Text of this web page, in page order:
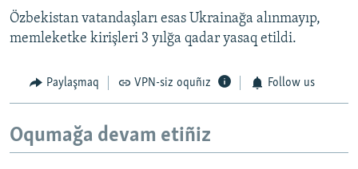
Özbekistan vatandaşları esas Ukrainağa alınmayıp,
memleketke kirişleri 3 yılğa qadar yasaq etildi.
Paylaşmaq VPN-siz oquñız Follow us
Oqumağa devam etiñiz